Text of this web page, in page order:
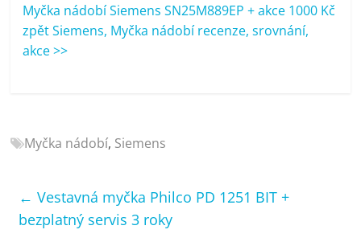
kávovary,
bazény
Myčka nádobí Siemens SN25M889EP + akce 1000 Kč
zpět Siemens, Myčka nádobí recenze, srovnání,
akce >>
Myčka nádobí, Siemens
← Vestavná myčka Philco PD 1251 BIT +
bezplatný servis 3 roky